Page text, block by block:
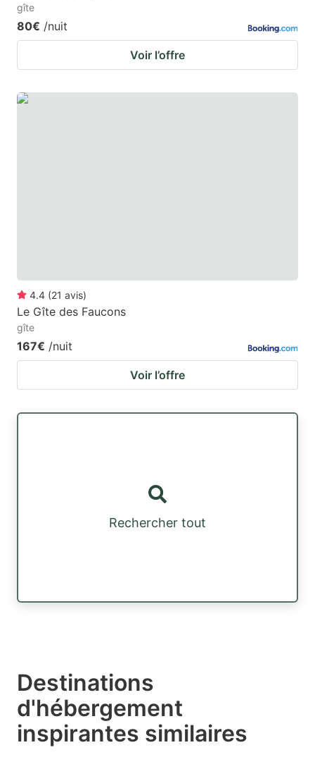
gîte
80€ /nuit
Voir l’offre
4.4 (21 avis)
Le Gîte des Faucons
gîte
167€ /nuit
Voir l’offre
Rechercher tout
Destinations
d'hébergement
inspirantes similaires